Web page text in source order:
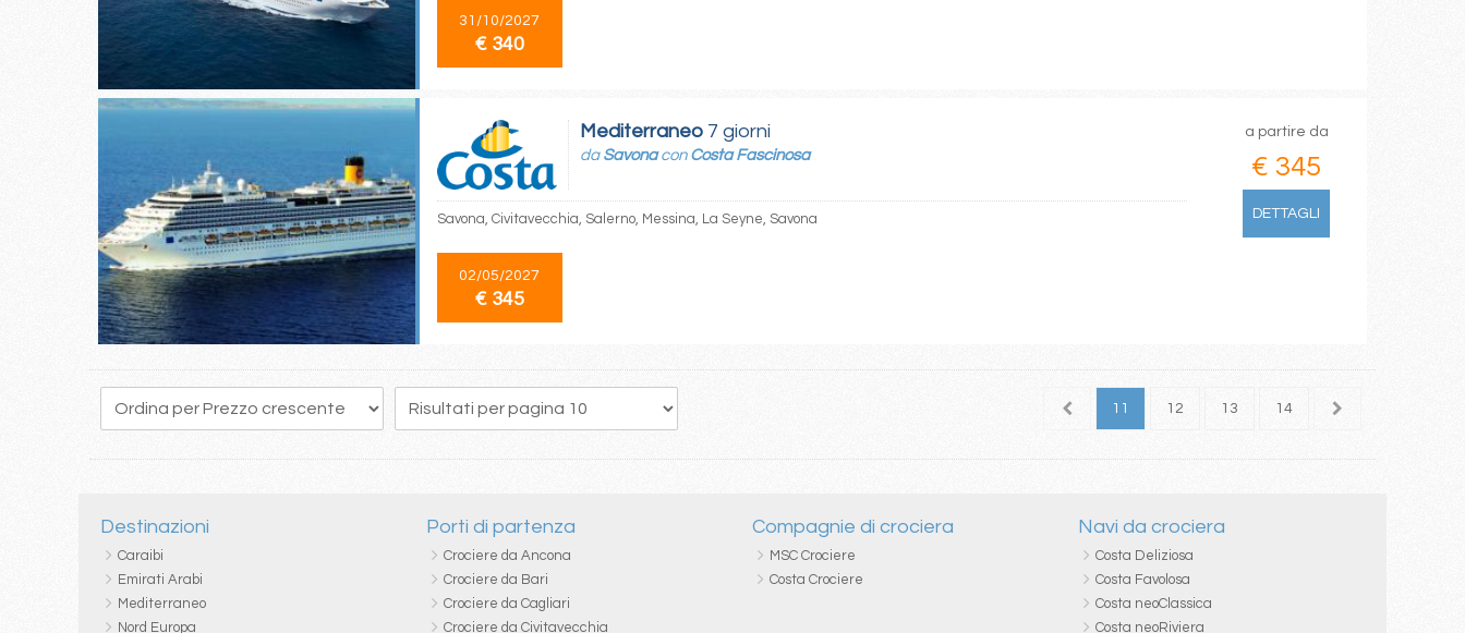
31/10/2027
€ 340
Mediterraneo 7 giorni
da Savonacon Costa Fascinosa
Savona, Civitavecchia, Salerno, Messina, La Seyne, Savona
02/05/2027
€ 345
a partire da
€ 345
DETTAGLI
1 10 11 12 13 14 15
Destinazioni
Caraibi
Emirati Arabi
Mediterraneo
Nord Europa
Porti di partenza
Crociere da Ancona
Crociere da Bari
Crociere da Cagliari
Crociere da Civitavecchia
Compagnie di crociera
MSC Crociere
Costa Crociere
Navi da crociera
Costa Deliziosa
Costa Favolosa
Costa neoClassica
Costa neoRiviera